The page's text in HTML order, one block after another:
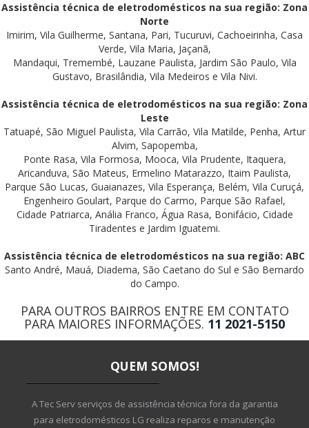
Assistência técnica de eletrodomésticos na sua região: Zona
Norte
Imirim, Vila Guilherme, Santana, Pari, Tucuruvi, Cachoeirinha, Casa
Verde, Vila Maria, Jaçanã,
Mandaqui, Tremembé, Lauzane Paulista, Jardim São Paulo, Vila
Gustavo, Brasilândia, Vila Medeiros e Vila Nivi.
Assistência técnica de eletrodomésticos na sua região: Zona
Leste
Tatuapé, São Miguel Paulista, Vila Carrão, Vila Matilde, Penha, Artur
Alvim, Sapopemba,
Ponte Rasa, Vila Formosa, Mooca, Vila Prudente, Itaquera,
Aricanduva, São Mateus, Ermelino Matarazzo, Itaim Paulista,
Parque São Lucas, Guaianazes, Vila Esperança, Belém, Vila Curuçá,
Engenheiro Goulart, Parque do Carmo, Parque São Rafael,
Cidade Patriarca, Anália Franco, Água Rasa, Bonifácio, Cidade
Tiradentes e Jardim Iguatemi.
Assistência técnica de eletrodomésticos na sua região: ABC
Santo André, Mauá, Diadema, São Caetano do Sul e São Bernardo
do Campo.
PARA OUTROS BAIRROS ENTRE EM CONTATO
PARA MAIORES INFORMAÇÕES. 11 2021-5150
QUEM SOMOS!
A Tec Serv serviços de assistência técnica fora da garantia
para eletrodomésticos LG realiza reparos e manutenção